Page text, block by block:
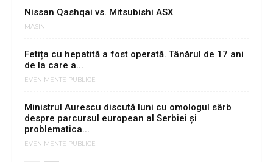
Nissan Qashqai vs. Mitsubishi ASX
MASINI
Fetița cu hepatită a fost operată. Tânărul de 17 ani
de la care a...
EVENIMENTE PUBLICE
Ministrul Aurescu discută luni cu omologul sârb
despre parcursul european al Serbiei şi
problematica...
EVENIMENTE PUBLICE